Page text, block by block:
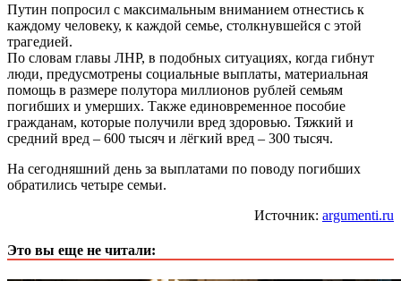
Путин попросил с максимальным вниманием отнестись к
каждому человеку, к каждой семье, столкнувшейся с этой
трагедией.
По словам главы ЛНР, в подобных ситуациях, когда гибнут
люди, предусмотрены социальные выплаты, материальная
помощь в размере полутора миллионов рублей семьям
погибших и умерших. Также единовременное пособие
гражданам, которые получили вред здоровью. Тяжкий и
средний вред – 600 тысяч и лёгкий вред – 300 тысяч.
На сегодняшний день за выплатами по поводу погибших
обратились четыре семьи.
Источник: argumenti.ru
Это вы еще не читали: